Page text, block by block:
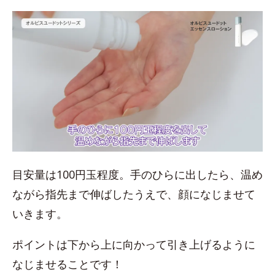
目安量は100円玉程度。手のひらに出したら、温め
ながら指先まで伸ばしたうえで、顔になじませて
いきます。
ポイントは下から上に向かって引き上げるように
なじませることです！